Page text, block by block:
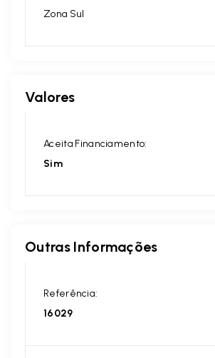
Zona Sul
Valores
Aceita Financiamento:
Sim
Outras Informações
Referência:
16029